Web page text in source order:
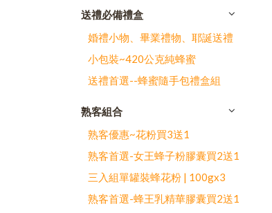
送禮必備禮盒
婚禮小物、畢業禮物、耶誕送禮
小包裝~420公克純蜂蜜
送禮首選--蜂蜜隨手包禮盒組
熟客組合
熟客優惠~花粉買3送1
熟客首選-女王蜂子粉膠囊買2送1
三入組單罐裝蜂花粉 | 100gx3
熟客首選-蜂王乳精華膠囊買2送1